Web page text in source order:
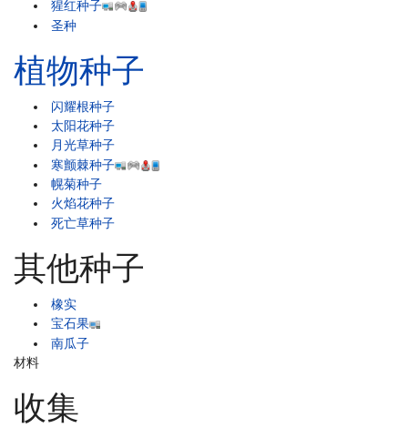
猩红种子
圣种
植物种子
闪耀根种子
太阳花种子
月光草种子
寒颤棘种子
幌菊种子
火焰花种子
死亡草种子
其他种子
橡实
宝石果
南瓜子
材料
收集